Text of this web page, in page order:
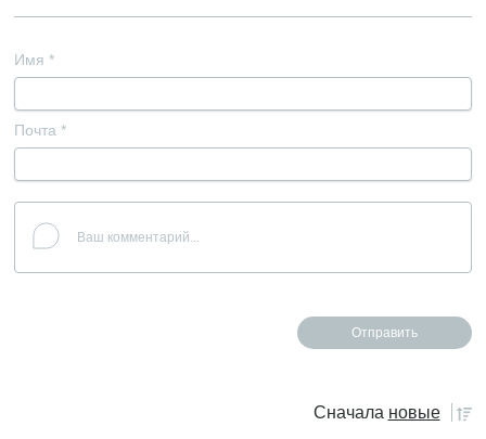
Имя *
Почта *
Сначала новые